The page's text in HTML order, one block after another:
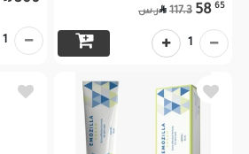
65
58
 117.3 ر.س
1
1